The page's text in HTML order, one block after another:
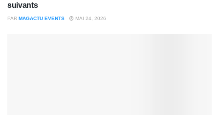
suivants
PAR MAGACTU EVENTS MAI 24, 2026